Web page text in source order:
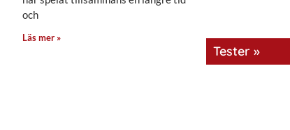
och
Läs mer »
Tester »